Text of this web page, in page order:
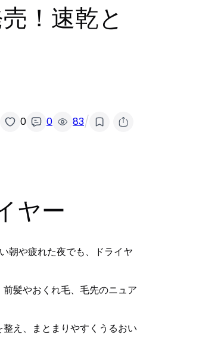
！速乾と
0 0 83/
ヤー
朝や疲れた夜でも、ドライヤ
髪やおくれ毛、毛先のニュア
え、まとまりやすくうるおい